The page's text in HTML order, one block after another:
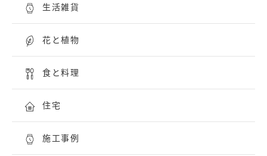
生活雑貨
花と植物
食と料理
住宅
施工事例